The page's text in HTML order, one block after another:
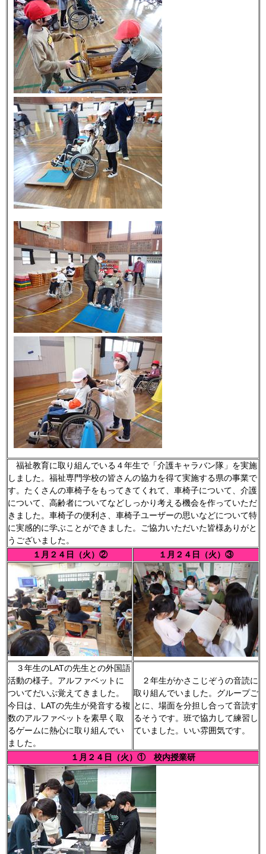
福祉教育に取り組んでいる４年生で「介護キャラバン隊」を実施
しました。福祉専門学校の皆さんの協力を得て実施する県の事業で
す。たくさんの車椅子をもってきてくれて、車椅子について、介護
について、高齢者についてなどしっかり考える機会を作っていただ
きました。車椅子の便利さ、車椅子ユーザーの思いなどについて特
に実感的に学ぶことができました。ご協力いただいた皆様ありがと
うございました。
１月２４日（火）②
１月２４日（火）③
３年生のLATの先生との外国語
活動の様子。アルファベットに
ついてだいぶ覚えてきました。
今日は、LATの先生が発音する複
数のアルファベットを素早く取
るゲームに熱心に取り組んでい
ました。
２年生がかさこじぞうの音読に
取り組んでいました。グループご
とに、場面を分担し合って音読す
るそうです。班で協力して練習し
ていました。いい雰囲気です。
１月２４日（火）① 校内授業研